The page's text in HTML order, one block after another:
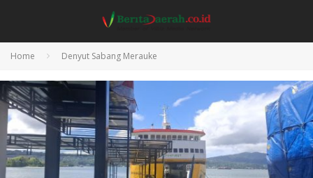
Home Denyut Sabang Merauke